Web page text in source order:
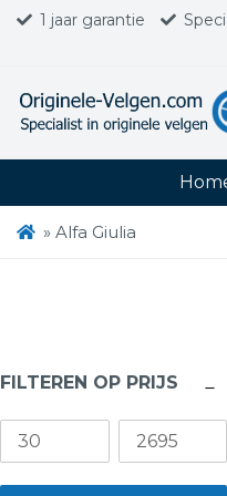
1 jaar garantie
» Alfa Giulia
FILTEREN OP PRIJS